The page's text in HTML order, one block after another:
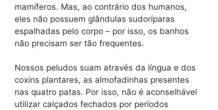
mamíferos. Mas, ao contrário dos humanos,
eles não possuem glândulas sudoríparas
espalhadas pelo corpo – por isso, os banhos
não precisam ser tão frequentes.
Nossos peludos suam através da língua e dos
coxins plantares, as almofadinhas presentes
nas quatro patas. Por isso, não é aconselhável
utilizar calçados fechados por períodos